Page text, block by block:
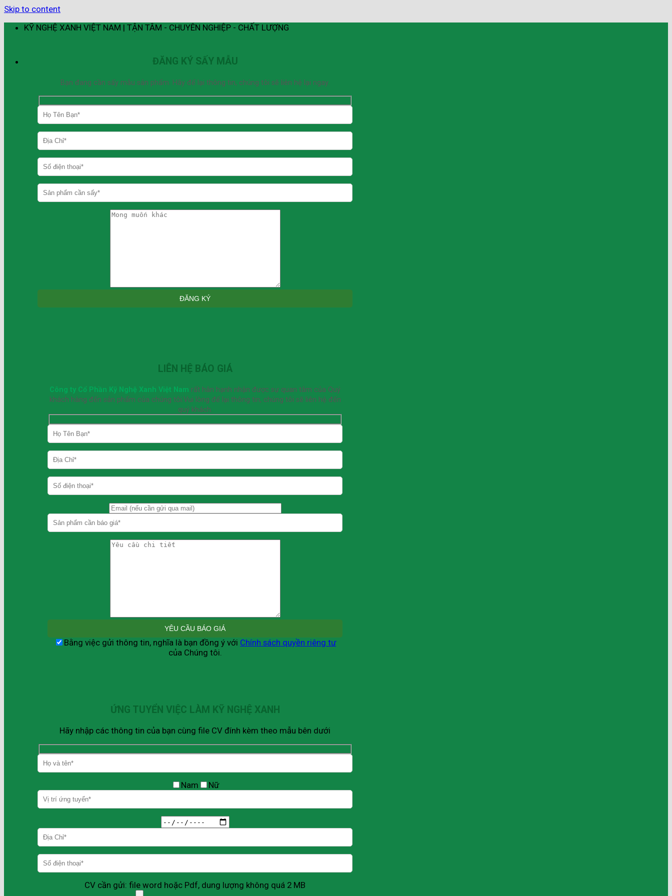
Skip to content
KỸ NGHỆ XANH VIỆT NAM | TẬN TÂM - CHUYÊN NGHIỆP - CHẤT LƯỢNG
ĐĂNG KÝ SẤY MẪU
Bạn đang cần sấy mẫu sản phẩm. Hãy để lại thông tin, chúng tôi sẽ liên hệ lại ngay.
LIÊN HỆ BÁO GIÁ
Công ty Cổ Phần Kỹ Nghệ Xanh Việt Nam rất hân hạnh nhận được sự quan tâm của Quý
khách hàng đến sản phẩm của chúng tôi.Vui lòng để lại thông tin, chúng tôi sẽ liên hệ đến
quý khách.
Bằng việc gửi thông tin, nghĩa là bạn đồng ý với Chính sách quyền riêng tư
của Chúng tôi.
ỨNG TUYỂN VIỆC LÀM KỸ NGHỆ XANH
Hãy nhập các thông tin của bạn cùng file CV đính kèm theo mẫu bên dưới
Nam Nữ
CV cần gửi: file word hoặc Pdf, dung lượng không quá 2 MB